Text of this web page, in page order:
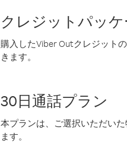
クレジットパッケ
購入したViber Outクレジット
きます。
30日通話プラン
本プランは、ご選択いただい
ます。